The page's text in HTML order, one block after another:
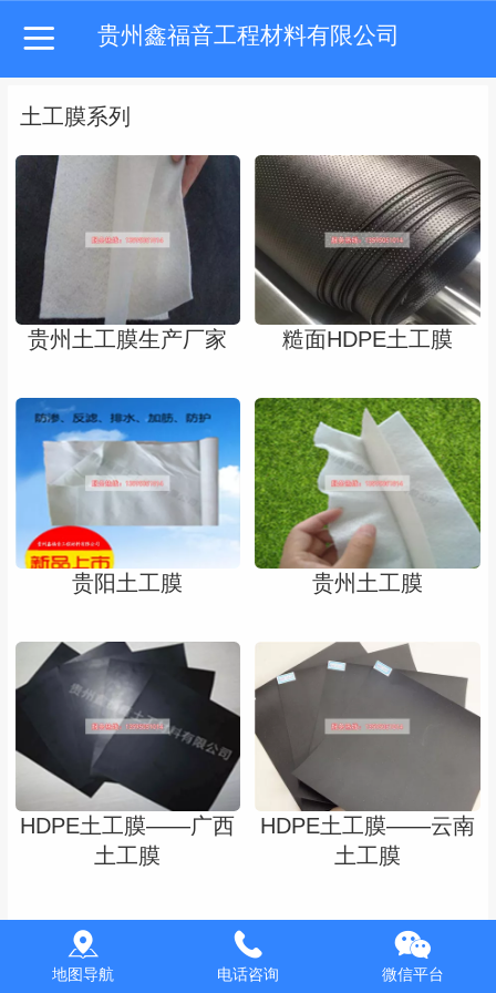
贵州鑫福音工程材料有限公司
土工膜系列
贵州土工膜生产厂家 糙面HDPE土工膜
贵阳土工膜 贵州土工膜
HDPE土工膜——广西
土工膜
HDPE土工膜——云南
土工膜
地图导航 电话咨询 微信平台